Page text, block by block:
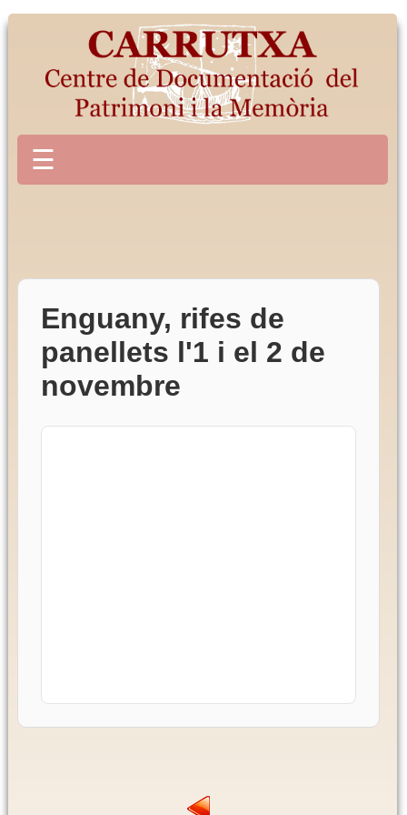
☰
Enguany, rifes de
panellets l'1 i el 2 de
novembre